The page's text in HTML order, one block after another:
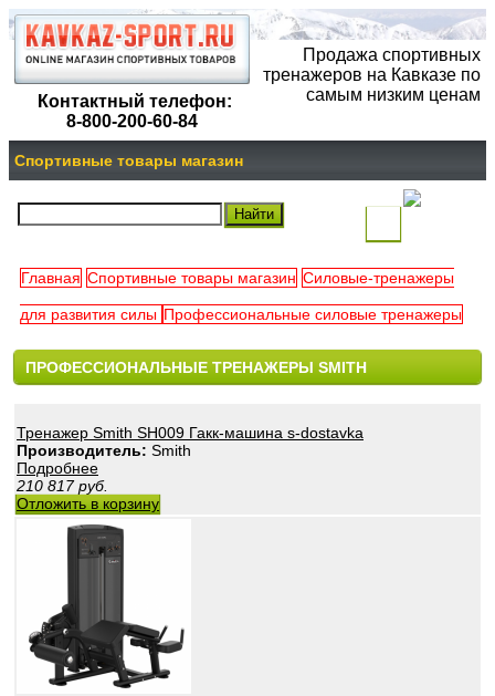
Контактный телефон:
8-800-200-60-84
Продажа спортивных
тренажеров на Кавказе по
самым низким ценам
Спортивные товары магазин
Ваша
Главная Спортивные товары магазин Силовые-тренажеры
для развития силы Профессиональные силовые тренажеры
ПРОФЕССИОНАЛЬНЫЕ ТРЕНАЖЕРЫ SMITH
Тренажер Smith SH009 Гакк-машина s-dostavka
Производитель: Smith
Подробнее
210 817 руб.
Отложить в корзину